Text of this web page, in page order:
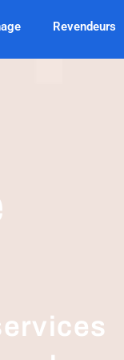
Revendeurs